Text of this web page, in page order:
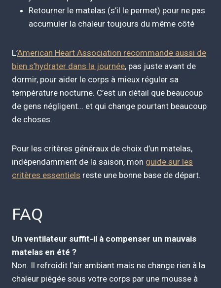
Retourner le matelas (s’il le permet) pour ne pas
accumuler la chaleur toujours du même côté
L’American Heart Association recommande aussi de
bien s’hydrater dans la journée, pas juste avant de
dormir, pour aider le corps à mieux réguler sa
température nocturne. C’est un détail que beaucoup
de gens négligent… et qui change pourtant beaucoup
de choses.
Pour les critères généraux de choix d’un matelas,
indépendamment de la saison, mon guide sur les
critères essentiels reste une bonne base de départ.
FAQ
Un ventilateur suffit-il à compenser un mauvais
matelas en été ?
Non. Il refroidit l’air ambiant mais ne change rien à la
chaleur piégée sous votre corps par une mousse à